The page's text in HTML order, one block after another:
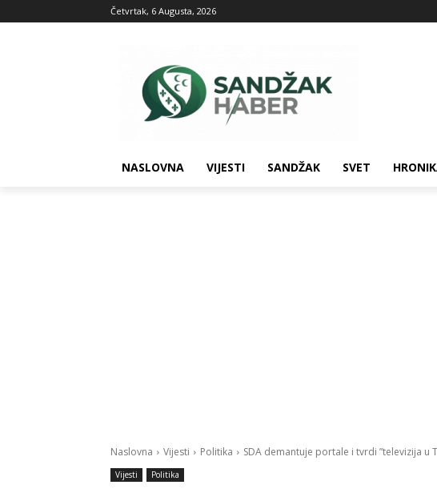
Četvrtak, 6 Augusta, 2026
NASLOVNA VIJESTI SANDŽAK SVET
Naslovna Vijesti Politika SDA demantuje portale i tvrdi ”televizija
Vijesti Politika